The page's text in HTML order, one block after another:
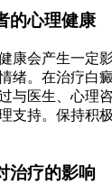
的心理健康
康会产生一定
绪。在治疗白
与医生、心理
支持。保持积
治疗的影响